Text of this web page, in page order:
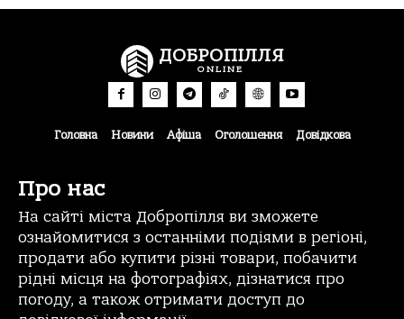
ДОБРОПІЛЛЯ
ONLINE
Головна Новини Афіша Оголошення Довідкова
Про нас
На сайті міста Добропілля ви зможете
ознайомитися з останніми подіями в регіоні,
продати або купити різні товари, побачити
рідні місця на фотографіях, дізнатися про
погоду, а також отримати доступ до